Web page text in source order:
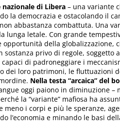
di Libera – una variante
la democrazia e ostacolando il
abbastanza combattuta. Una
lunga letale. Con grande
della globalizzazione,
sostanza privo di regole, soggetto
capaci di padroneggiare i
dei loro patrimoni, le fluttuazioni
Nella testa “arcaica” del
oggi paiono in diminuzione –
la “variante” mafiosa ha
meno i corpi e più le speranze,
l’economia e minando le basi